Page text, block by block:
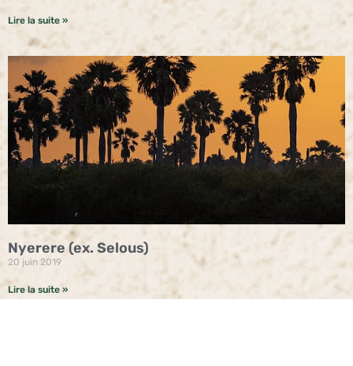
Lire la suite »
Nyerere (ex. Selous)
20 juin 2019
Lire la suite »